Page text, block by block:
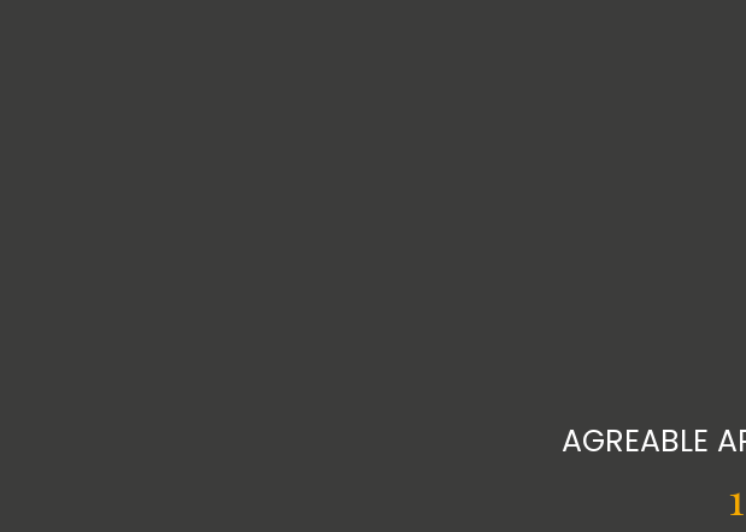
AGREABLE